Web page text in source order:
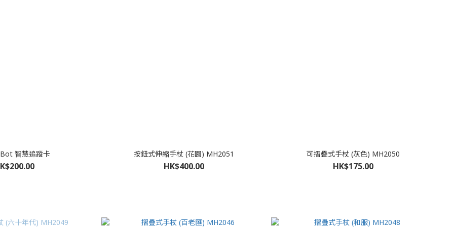
智慧追蹤卡 按鈕式伸縮手杖 (花園) MH2051
HK$400.00
可摺疊式手杖 (灰色) MH2050
HK$175.00